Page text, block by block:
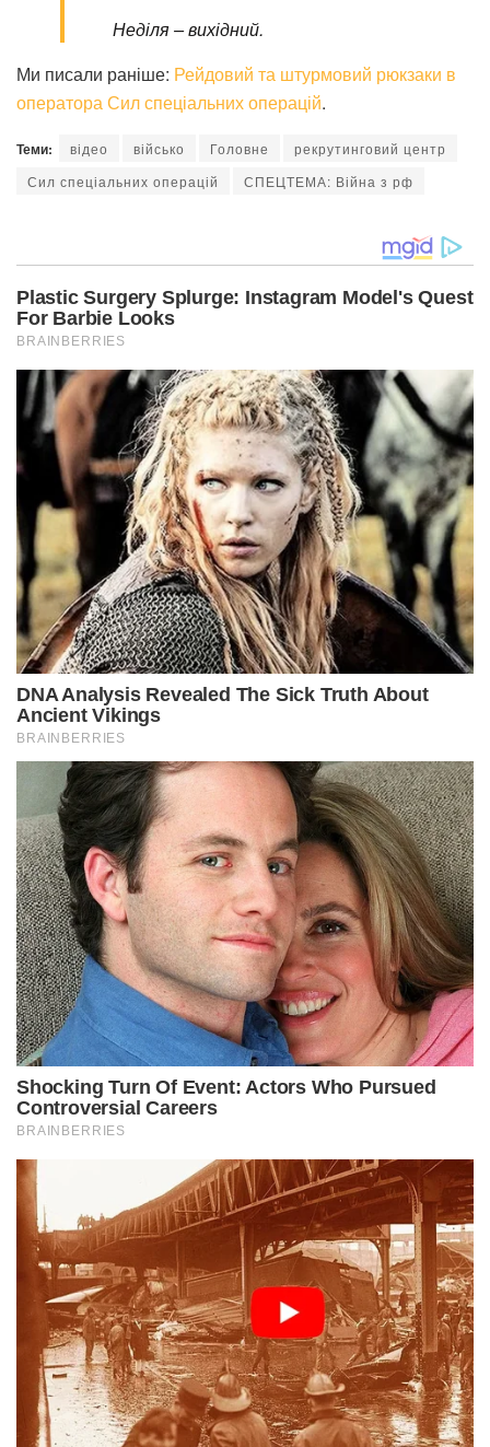
Неділя – вихідний.
Ми писали раніше: Рейдовий та штурмовий рюкзаки в
оператора Сил спеціальних операцій.
Теми: відео військо Головне
рекрутинговий центр
Сил спеціальних операцій
СПЕЦТЕМА: Війна з рф